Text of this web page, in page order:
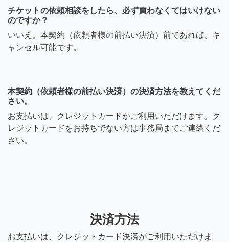
チケットの依頼相談をしたら、必ず買わなくてはいけない
のですか？
いいえ。本契約（依頼者様の前払い決済）前であれば、キ
ャンセル可能です。
本契約（依頼者様の前払い決済）の決済方法を教えてくだ
さい。
お支払いは、クレジットカードがご利用いただけます。ク
レジットカードをお持ちでない方は事務局までご連絡くだ
さい。
決済方法
お支払いは、クレジットカード決済がご利用いただけま